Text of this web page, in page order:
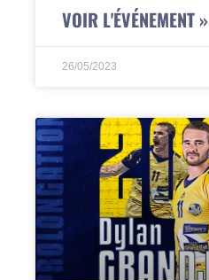
VOIR L'ÉVÉNEMENT »
26/05/2023